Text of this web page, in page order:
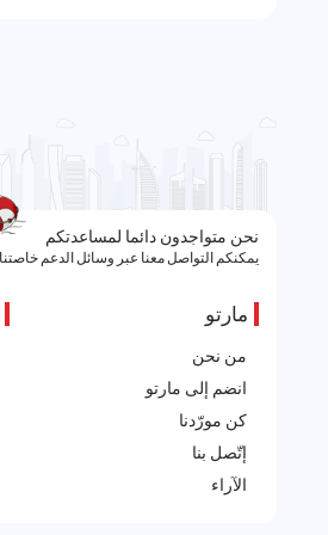
نحن متواجدون دائما لمساعدتكم
يمكنكم التواصل معنا عبر وسائل الدعم خاصتنا
مارتو
من نحن
انضم إلى مارتو
كن مورّدنا
إتّصل بنا
الآراء